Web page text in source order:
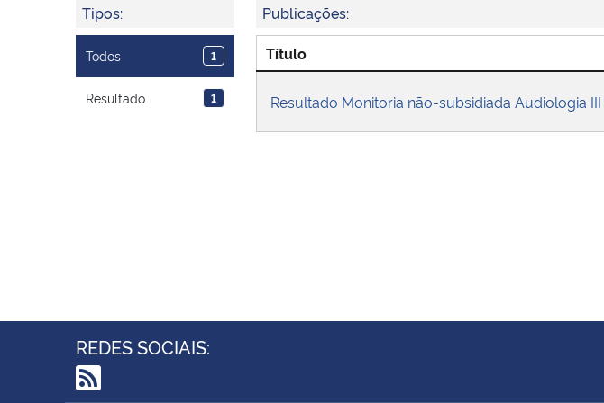
Tipos:
Todos 1
Resultado 1
Publicações:
Título
Resultado Monitoria não-subsidiada Audiologia III
REDES SOCIAIS: